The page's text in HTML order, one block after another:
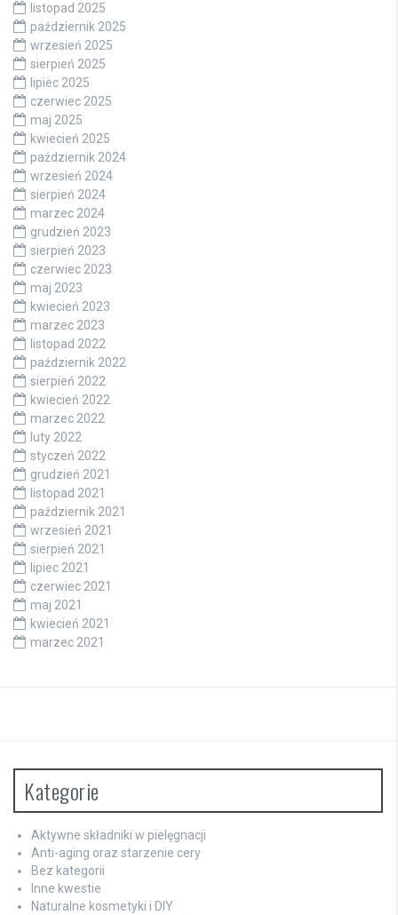
listopad 2025
październik 2025
wrzesień 2025
sierpień 2025
lipiec 2025
czerwiec 2025
maj 2025
kwiecień 2025
październik 2024
wrzesień 2024
sierpień 2024
marzec 2024
grudzień 2023
sierpień 2023
czerwiec 2023
maj 2023
kwiecień 2023
marzec 2023
listopad 2022
październik 2022
sierpień 2022
kwiecień 2022
marzec 2022
luty 2022
styczeń 2022
grudzień 2021
listopad 2021
październik 2021
wrzesień 2021
sierpień 2021
lipiec 2021
czerwiec 2021
maj 2021
kwiecień 2021
marzec 2021
Kategorie
Aktywne składniki w pielęgnacji
Anti-aging oraz starzenie cery
Bez kategorii
Inne kwestie
Naturalne kosmetyki i DIY